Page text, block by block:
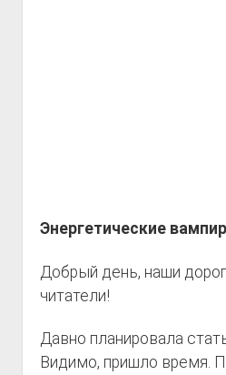
Энергетические
Добрый день, наши
читатели!
Давно планировала
Видимо, пришло время.